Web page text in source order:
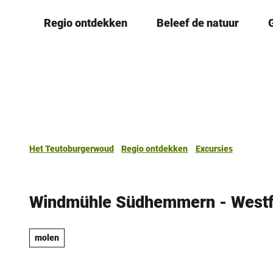
Regio ontdekken Beleef de natuur
Het Teutoburgerwoud Regio ontdekken Excursies
Windmühle Südhemmern -
molen